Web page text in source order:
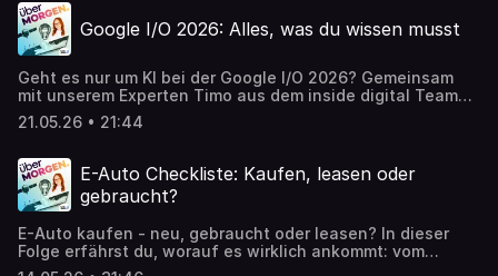
vernetzte Geräte mit sich bringen.
Google I/O 2026: Alles, was du wissen musst
Geht es nur um KI bei der Google I/O 2026? Gemeinsam
mit unserem Experten Timo aus dem inside digital Team
schauen wir auf die wichtigsten Ankündigungen rund um
Gemini, Android 17, Chrome und die Zukunft von KI-
ob Google KI künftig zum Zentrum seines gesamten
Ökosystems machen will und was das für Smartphones,
Browser und die Google-Suche bedeutet. Außerdem
Glasses-Pläne sowie den Konkurrenzkampf mit Apple,
OpenAI und Microsoft.
21.05.26 • 21:44
E-Auto Checkliste: Kaufen, leasen oder
gebraucht?
E-Auto kaufen - neu, gebraucht oder leasen? In dieser
Folge erfährst du, worauf es wirklich ankommt: vom
Akkuzustand und Batteriezertifikat über reale Reichweite